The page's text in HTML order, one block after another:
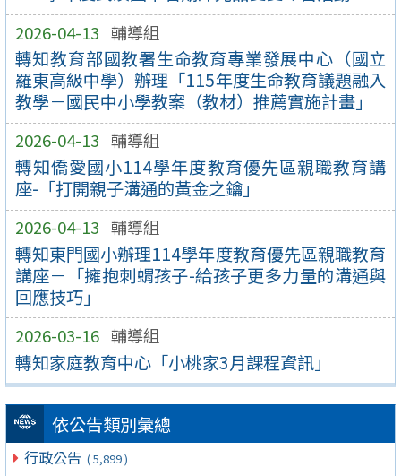
2026-04-13 輔導組
轉知教育部國教署生命教育專業發展中心（國立
羅東高級中學）辦理「115年度生命教育議題融入
教學－國民中小學教案（教材）推薦實施計畫」
2026-04-13 輔導組
轉知僑愛國小114學年度教育優先區親職教育講
座-「打開親子溝通的黃金之鑰」
2026-04-13 輔導組
轉知東門國小辦理114學年度教育優先區親職教育
講座－「擁抱刺蝟孩子-給孩子更多力量的溝通與
回應技巧」
2026-03-16 輔導組
轉知家庭教育中心「小桃家3月課程資訊」
依公告類別彙總
行政公告 ( 5,899 )